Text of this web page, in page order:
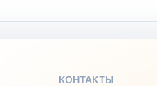
КОНТАКТЫ